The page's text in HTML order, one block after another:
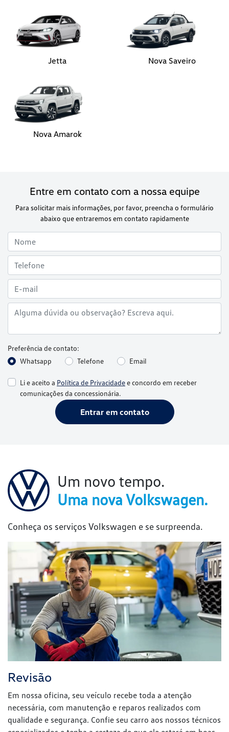
Jetta Nova Saveiro
Nova Amarok
Entre em contato com a nossa equipe
Para solicitar mais informações, por favor, preencha o formulário
abaixo que entraremos em contato rapidamente
Preferência de contato:
Whatsapp
Telefone Email
Li e aceito a Política de Privacidadee concordo em receber
comunicações da concessionária.
Entrar em contato
Um novo tempo.
Uma nova Volkswagen.
Conheça os serviços Volkswagen e se surpreenda.
Revisão
Em nossa oficina, seu veículo recebe toda a atenção
necessária, com manutenção e reparos realizados com
qualidade e segurança. Confie seu carro aos nossos técnicos